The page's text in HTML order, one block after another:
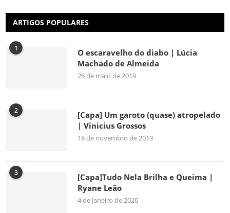
ARTIGOS POPULARES
1
O escaravelho do diabo | Lúcia
Machado de Almeida
26 de maio de 2019
2
[Capa] Um garoto (quase) atropelado
| Vinicius Grossos
18 de novembro de 2019
3
[Capa]Tudo Nela Brilha e Queima |
Ryane Leão
4 de janeiro de 2020